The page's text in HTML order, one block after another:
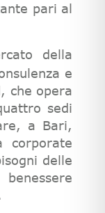
pari al
della
e
che opera
sedi
a Bari,
corporate
delle